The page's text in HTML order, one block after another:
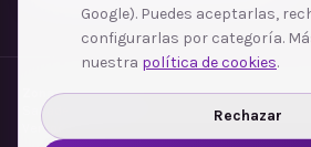
Zonas de cobertura·Barcelona·L'Hospitalet de
Sabadell
Santa Coloma de
Ver todas las zonas →
Google). Puedes aceptarlas,
configurarlas por categoría.
nuestra política de cookies.
Rechazar